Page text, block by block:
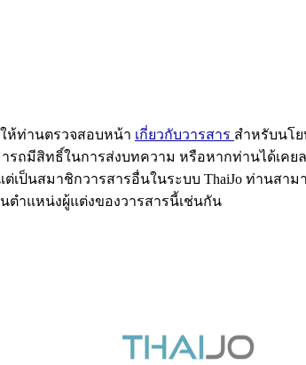
ห้ท่านตรวจสอบหน้า เกี่ยวกับวารสาร สำหรับนโ
รถมีสิทธิ์ในการส่งบทความ หรือหากท่านได้เคย
ป็นสมาชิกวารสารอื่นในระบบ ThaiJo ท่านสาม
ตำแหน่งผู้แต่งของวารสารนี้เช่นกัน